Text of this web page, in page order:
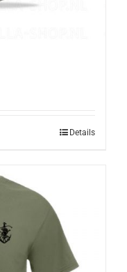
Details